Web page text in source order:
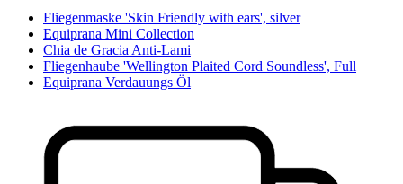
Fliegenmaske 'Skin Friendly with ears', silver
Equiprana Mini Collection
Chia de Gracia Anti-Lami
Fliegenhaube 'Wellington Plaited Cord Soundless', Full
Equiprana Verdauungs Öl